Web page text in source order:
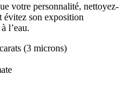
votre personnalité, nettoyez-
évitez son exposition
l’eau.
(3 microns)